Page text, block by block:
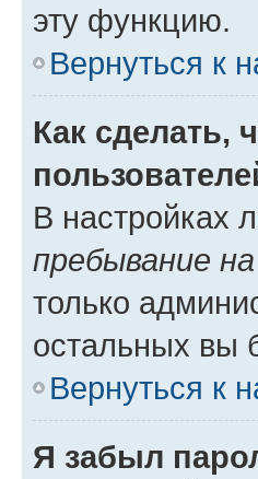
эту функцию.
Вернуться к
Как сделать,
В настройках
пребывание
только
остальных вы
Вернуться к
Я забыл